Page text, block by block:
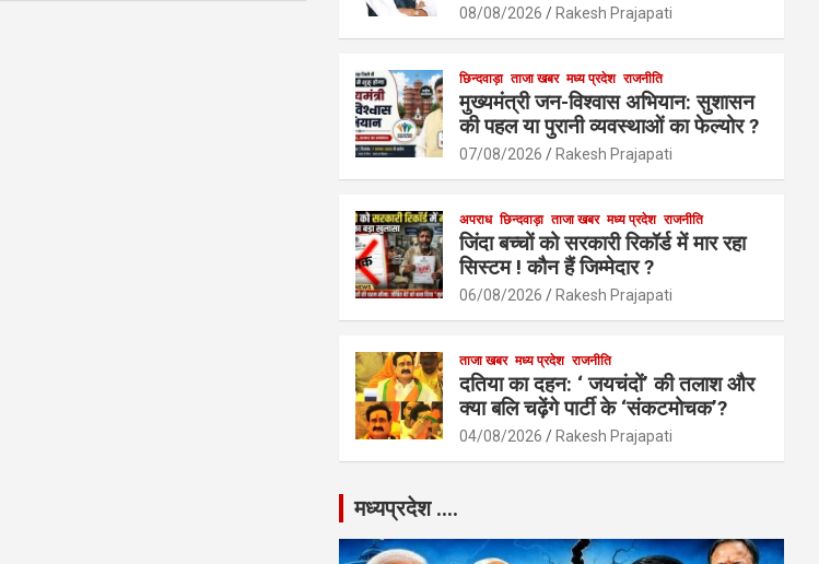
o
08/08/2026 Rakesh Prajapati
छिन्दवाड़ा ताजा खबर मध्य प्रदेश राजनीति
मुख्यमंत्री जन-विश्वास अभियान: सुशासन
की पहल या पुरानी व्यवस्थाओं का फेल्योर ?
07/08/2026 Rakesh Prajapati
अपराध छिन्दवाड़ा ताजा खबर मध्य प्रदेश राजनीति
जिंदा बच्चों को सरकारी रिकॉर्ड में मार रहा
सिस्टम ! कौन हैं जिम्मेदार ?
06/08/2026 Rakesh Prajapati
ताजा खबर मध्य प्रदेश राजनीति
दतिया का दहन: ‘ जयचंदों’ की तलाश और
क्या बलि चढ़ेंगे पार्टी के ‘संकटमोचक’?
04/08/2026 Rakesh Prajapati
मध्यप्रदेश ….